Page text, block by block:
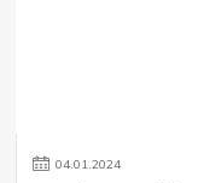
04.01.2024